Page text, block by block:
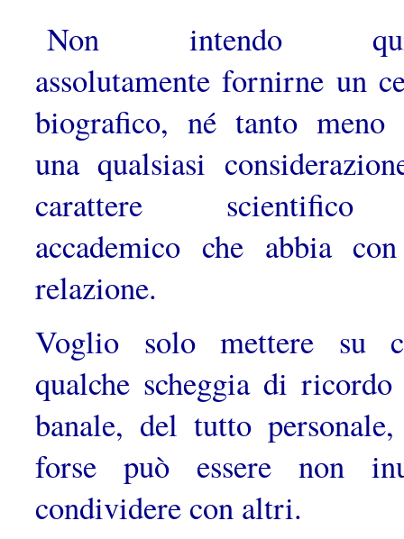
Non intendo
assolutamente fornirne un
biografico, né tanto meno
una qualsiasi
carattere
accademico che abbia
relazione.
Voglio solo mettere su
qualche scheggia di ricordo
banale, del tutto
forse può essere non
condividere con altri.